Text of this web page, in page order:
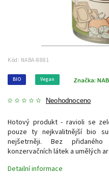
Kód: NABA-8881
BIO Vegan
Neohodnoceno
Značka:
Hotový produkt - ravioli se
pouze ty nejkvalitnější bio
nejšetrněji. Bez přidaného
konzervačních látek a umělých
Detailní informace